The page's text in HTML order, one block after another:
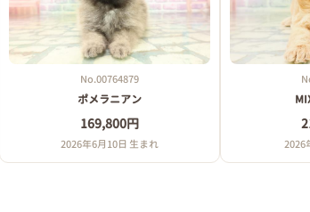
相鉄線
鶴ヶ峰駅 北口 より
鶴ヶ峰駅～鶴間駅東口行き
鶴ヶ峰駅～若葉台中央行き
鶴ヶ峰駅～中山行きのバスに乗り
都岡町で下車、中原街道を下川井方面に徒歩3分
No.00764879
ポメラニアン
169,800円
2026年6月10日 生まれ 2026